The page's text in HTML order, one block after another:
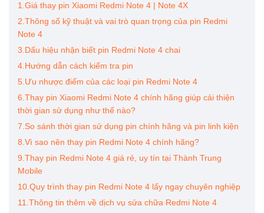
1.Giá thay pin Xiaomi Redmi Note 4 | Note 4X
2.Thông số kỹ thuật và vai trò quan trọng của pin Redmi
Note 4
3.Dấu hiệu nhận biết pin Redmi Note 4 chai
4.Hướng dẫn cách kiểm tra pin
5.Ưu nhược điểm của các loại pin Redmi Note 4
6.Thay pin Xiaomi Redmi Note 4 chính hãng giúp cải thiện
thời gian sử dụng như thế nào?
7.So sánh thời gian sử dụng pin chính hãng và pin linh kiện
8.Vì sao nên thay pin Redmi Note 4 chính hãng?
9.Thay pin Redmi Note 4 giá rẻ, uy tín tại Thành Trung
Mobile
10.Quy trình thay pin Redmi Note 4 lấy ngay chuyên nghiệp
11.Thông tin thêm về dịch vụ sửa chữa Redmi Note 4